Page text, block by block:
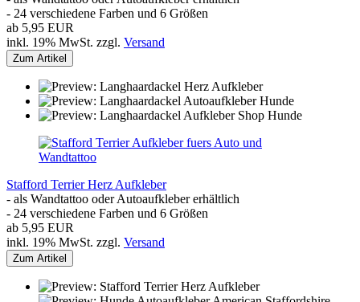
- 24 verschiedene Farben und 6 Größen
ab 5,95 EUR
inkl. 19% MwSt. zzgl. Versand
Zum Artikel
Stafford Terrier Herz Aufkleber
- als Wandtattoo oder Autoaufkleber erhältlich
- 24 verschiedene Farben und 6 Größen
ab 5,95 EUR
inkl. 19% MwSt. zzgl. Versand
Zum Artikel